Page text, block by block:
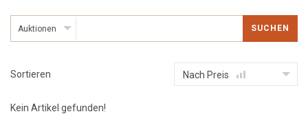
Auktionen SUCHEN
Sortieren Nach Preis
Kein Artikel gefunden!